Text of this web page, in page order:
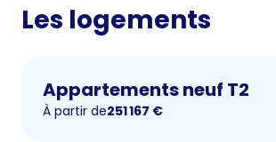
Les logements
Appartements neuf T2
À partir de251 167 €